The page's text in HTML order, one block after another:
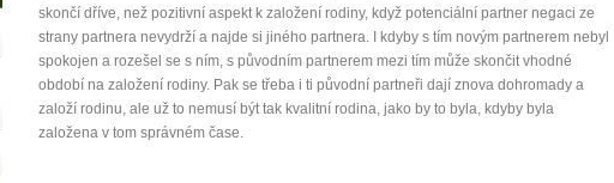
Máte pocit, že jste unaveni hned jak ráno vstanete?
Nemusí to tak být - ZJISTĚTE ZDARMA!
Jak mít více energie každý den
Jak vnést do života rovnováhu
skončí dříve, než pozitivní aspekt k založení rodiny, když potenciální partner negaci ze
strany partnera nevydrží a najde si jiného partnera. I kdyby s tím novým partnerem nebyl
spokojen a rozešel se s ním, s původním partnerem mezi tím může skončit vhodné
období na založení rodiny. Pak se třeba i ti původní partneři dají znova dohromady a
založí rodinu, ale už to nemusí být tak kvalitní rodina, jako by to byla, kdyby byla
založena v tom správném čase.